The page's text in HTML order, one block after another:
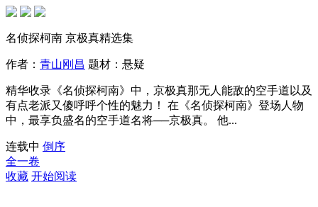
名侦探柯南 京极真精选集
作者： 青山刚昌 题材： 悬疑
精华收录《名侦探柯南》中，京极真那无人能敌的空手道以及
有点老派又傻呼呼个性的魅力！ 在《名侦探柯南》登场人物
中，最享负盛名的空手道名将──京极真。 他...
连载中 倒序
全一卷
收藏 开始阅读